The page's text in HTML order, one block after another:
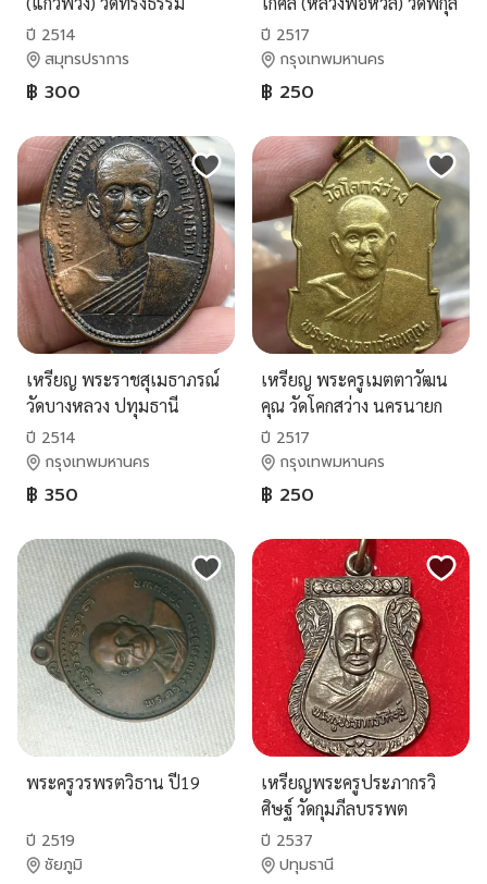
วรวิหาร อ.พระประแดง
จ.สมุทรปราการ
ปี 2514
สมุทรปราการ
฿ 300
ภาษีเจริญ กรุงเทพฯ
พ.ศ.๒๕๑๗ สวยครับ
ปี 2517
กรุงเทพมหานคร
฿ 250
เหรียญ พระราชสุเมธาภรณ์
วัดบางหลวง ปทุมธานี
พ.ศ.๒๕๑๔ สวยครับ
ปี 2514
กรุงเทพมหานคร
฿ 350
เหรียญ พระครูเมตตาวัฒน
คุณ วัดโคกสว่าง นครนายก
พ.ศ.๒๕๑๗ สวยครับ
ปี 2517
กรุงเทพมหานคร
฿ 250
พระครูวรพรตวิธาน ปี19
ปี 2519
ชัยภูมิ
เหรียญพระครูประภากรวิ
ศิษฐ์ วัดกุมภีลบรรพต
ควนกาหลงสตูล ปี2537
ปี 2537
ปทุมธานี